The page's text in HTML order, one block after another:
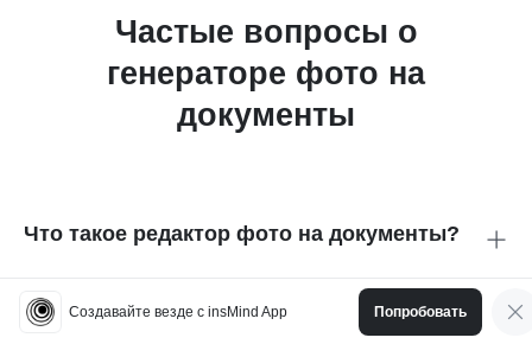
Частые вопросы о
генераторе фото на
документы
Что такое редактор фото на документы?
фотографию в профессиональное фото для паспорта,
визы или ID. Он обеспечивает правильный размер, фон и
Какие фото можно сделать с insMind?
Создавайте везде с insMind App Попробовать